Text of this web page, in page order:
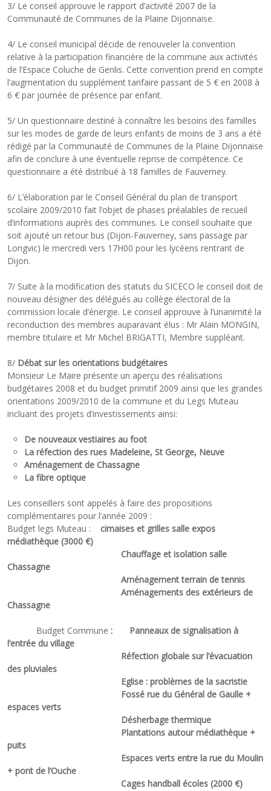
3/ Le conseil approuve le rapport d’activité 2007 de la
Communauté de Communes de la Plaine Dijonnaise.
4/ Le conseil municipal décide de renouveler la convention
relative à la participation financière de la commune aux activités
de l’Espace Coluche de Genlis. Cette convention prend en compte
l’augmentation du supplément tarifaire passant de 5 € en 2008 à
6 € par journée de présence par enfant.
5/ Un questionnaire destiné à connaître les besoins des familles
sur les modes de garde de leurs enfants de moins de 3 ans a été
rédigé par la Communauté de Communes de la Plaine Dijonnaise
afin de conclure à une éventuelle reprise de compétence. Ce
questionnaire a été distribué à 18 familles de Fauverney.
6/ L’élaboration par le Conseil Général du plan de transport
scolaire 2009/2010 fait l’objet de phases préalables de recueil
d’informations auprès des communes. Le conseil souhaite que
soit ajouté un retour bus (Dijon-Fauverney, sans passage par
Longvic) le mercredi vers 17H00 pour les lycéens rentrant de
Dijon.
7/ Suite à la modification des statuts du SICECO le conseil doit de
nouveau désigner des délégués au collège électoral de la
commission locale d’énergie. Le conseil approuve à l’unanimité la
reconduction des membres auparavant élus : Mr Alain MONGIN,
membre titulaire et Mr Michel BRIGATTI, Membre suppléant.
8/ Débat sur les orientations budgétaires
Monsieur Le Maire présente un aperçu des réalisations
budgétaires 2008 et du budget primitif 2009 ainsi que les grandes
orientations 2009/2010 de la commune et du Legs Muteau
incluant des projets d’investissements ainsi:
De nouveaux vestiaires au foot
La réfection des rues Madeleine, St George, Neuve
Aménagement de Chassagne
La fibre optique
Les conseillers sont appelés à faire des propositions
complémentaires pour l’année 2009 :
Budget legs Muteau : cimaises et grilles salle expos
médiathèque (3000 €)
Chauffage et isolation salle
Chassagne
Aménagement terrain de tennis
Aménagements des extérieurs de
Chassagne
Budget Commune : Panneaux de signalisation à
l’entrée du village
Réfection globale sur l’évacuation
des pluviales
Eglise : problèmes de la sacristie
Fossé rue du Général de Gaulle +
espaces verts
Désherbage thermique
Plantations autour médiathèque +
puits
Espaces verts entre la rue du Moulin
+ pont de l’Ouche
Cages handball écoles (2000 €)